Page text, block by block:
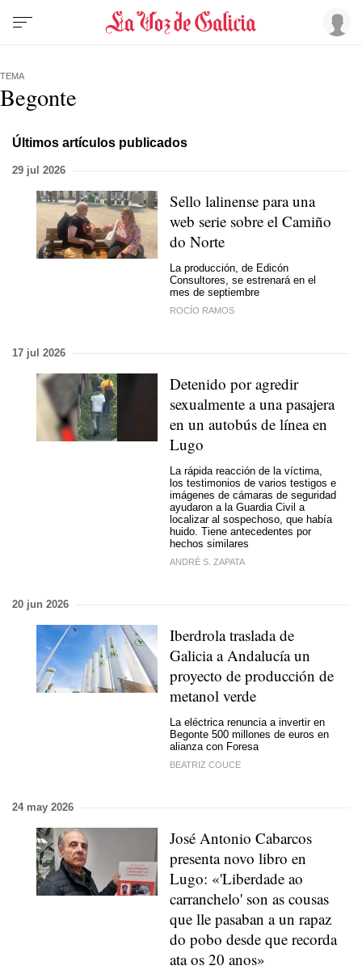
TEMA
Begonte
Últimos artículos publicados
29 jul 2026
Sello lalinense para una
web serie sobre el Camiño
do Norte
La producción, de Edicón
Consultores, se estrenará en el
mes de septiembre
ROCÍO RAMOS
17 jul 2026
Detenido por agredir
sexualmente a una pasajera
en un autobús de línea en
Lugo
La rápida reacción de la víctima,
los testimonios de varios testigos e
imágenes de cámaras de seguridad
ayudaron a la Guardia Civil a
localizar al sospechoso, que había
huido. Tiene antecedentes por
hechos similares
ANDRÉ S. ZAPATA
20 jun 2026
Iberdrola traslada de
Galicia a Andalucía un
proyecto de producción de
metanol verde
La eléctrica renuncia a invertir en
Begonte 500 millones de euros en
alianza con Foresa
BEATRIZ COUCE
24 may 2026
José Antonio Cabarcos
presenta novo libro en
Lugo: «'Liberdade ao
carranchelo' son as cousas
que lle pasaban a un rapaz
do pobo desde que recorda
ata os 20 anos»